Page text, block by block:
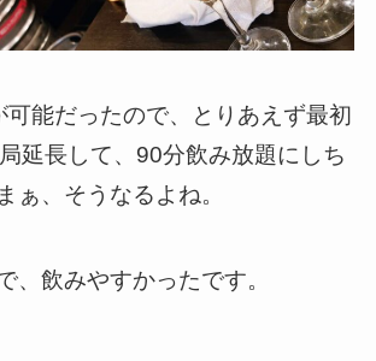
可能だったので、とりあえず最初
延長して、90分飲み放題にしち
ぁ、そうなるよね。
、飲みやすかったです。